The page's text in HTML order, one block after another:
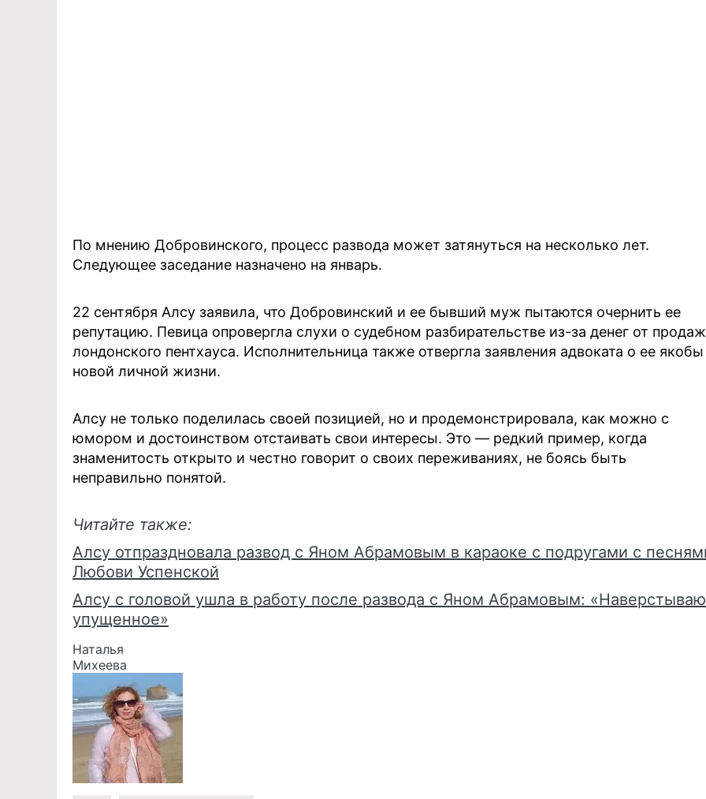
По мнению Добровинского, процесс развода может затянуться на несколько лет.
Следующее заседание назначено на январь.
22 сентября Алсу заявила, что Добровинский и ее бывший муж пытаются очернить ее
репутацию. Певица опровергла слухи о судебном разбирательстве из-за денег от
лондонского пентхауса. Исполнительница также отвергла заявления адвоката о ее якобы
новой личной жизни.
Алсу не только поделилась своей позицией, но и продемонстрировала, как можно с
юмором и достоинством отстаивать свои интересы. Это — редкий пример, когда
знаменитость открыто и честно говорит о своих переживаниях, не боясь быть
неправильно понятой.
Читайте также:
Алсу отпраздновала развод с Яном Абрамовым в караоке с подругами с
Любови Успенской
Алсу с головой ушла в работу после развода с Яном Абрамовым: «Наверстываю
упущенное»
Наталья
Михеева